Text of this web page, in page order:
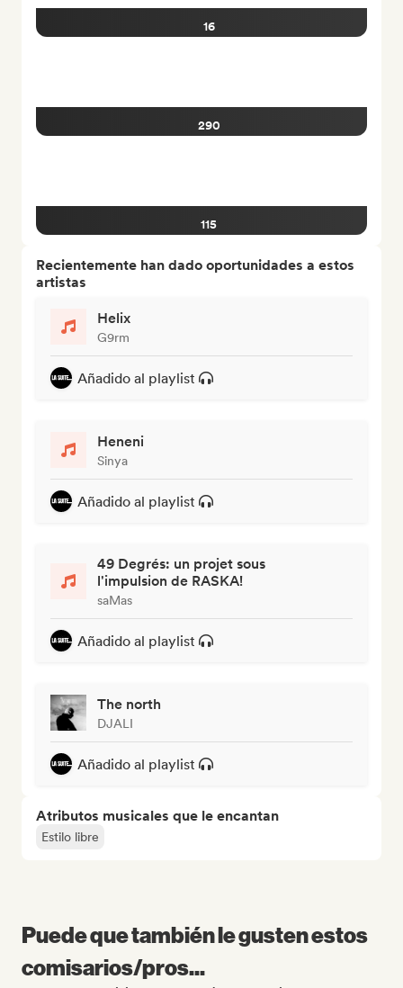
16
290
115
Recientemente han dado oportunidades a estos
artistas
Helix
G9rm
Añadido al playlist
Heneni
Sinya
Añadido al playlist
49 Degrés: un projet sous
l'impulsion de RASKA!
saMas
Añadido al playlist
The north
DJALI
Añadido al playlist
Atributos musicales que le encantan
Estilo libre
Puede que también le gusten estos
comisarios/pros...